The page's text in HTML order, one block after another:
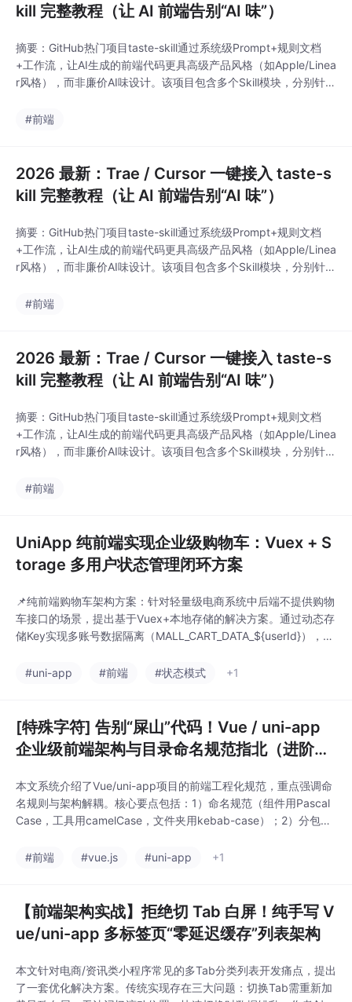
kill 完整教程（让 AI 前端告别“AI 味”）
摘要：GitHub热门项目taste-skill通过系统级Prompt+规则文档
+工作流，让AI生成的前端代码更具高级产品风格（如Apple/Linea
r风格），而非廉价AI味设计。该项目包含多个Skill模块，分别针对
审美水平。安装后需明确触发Skill组合（如design-taste-fronten
#前端
2026 最新：Trae / Cursor 一键接入 taste-s
kill 完整教程（让 AI 前端告别“AI 味”）
摘要：GitHub热门项目taste-skill通过系统级Prompt+规则文档
+工作流，让AI生成的前端代码更具高级产品风格（如Apple/Linea
r风格），而非廉价AI味设计。该项目包含多个Skill模块，分别针对
审美水平。安装后需明确触发Skill组合（如design-taste-fronten
#前端
2026 最新：Trae / Cursor 一键接入 taste-s
kill 完整教程（让 AI 前端告别“AI 味”）
摘要：GitHub热门项目taste-skill通过系统级Prompt+规则文档
+工作流，让AI生成的前端代码更具高级产品风格（如Apple/Linea
r风格），而非廉价AI味设计。该项目包含多个Skill模块，分别针对
审美水平。安装后需明确触发Skill组合（如design-taste-fronten
#前端
UniApp 纯前端实现企业级购物车：Vuex + S
torage 多用户状态管理闭环方案
📌纯前端购物车架构方案：针对轻量级电商系统中后端不提供购物
车接口的场景，提出基于Vuex+本地存储的解决方案。通过动态存
储Key实现多账号数据隔离（MALL_CART_DATA_${userId}），Vu
商品对象存储；2）价格防篡改机制（结算时只传ID和数量）；
#uni-app #前端 #状态模式 +1
[特殊字符] 告别“屎山”代码！Vue / uni-app
企业级前端架构与目录命名规范指北（进阶
本文系统介绍了Vue/uni-app项目的前端工程化规范，重点强调命
名规则与架构解耦。核心要点包括：1）命名规范（组件用Pascal
Case，工具用camelCase，文件夹用kebab-case）；2）分包策
件与业务组件分离）；4）逻辑复用（Vue3推荐composable
#前端 #vue.js #uni-app +1
【前端架构实战】拒绝切 Tab 白屏！纯手写 V
ue/uni-app 多标签页“零延迟缓存”列表架构
本文针对电商/资讯类小程序常见的多Tab分类列表开发痛点，提出
了一套优化解决方案。传统实现存在三大问题：切换Tab需重新加